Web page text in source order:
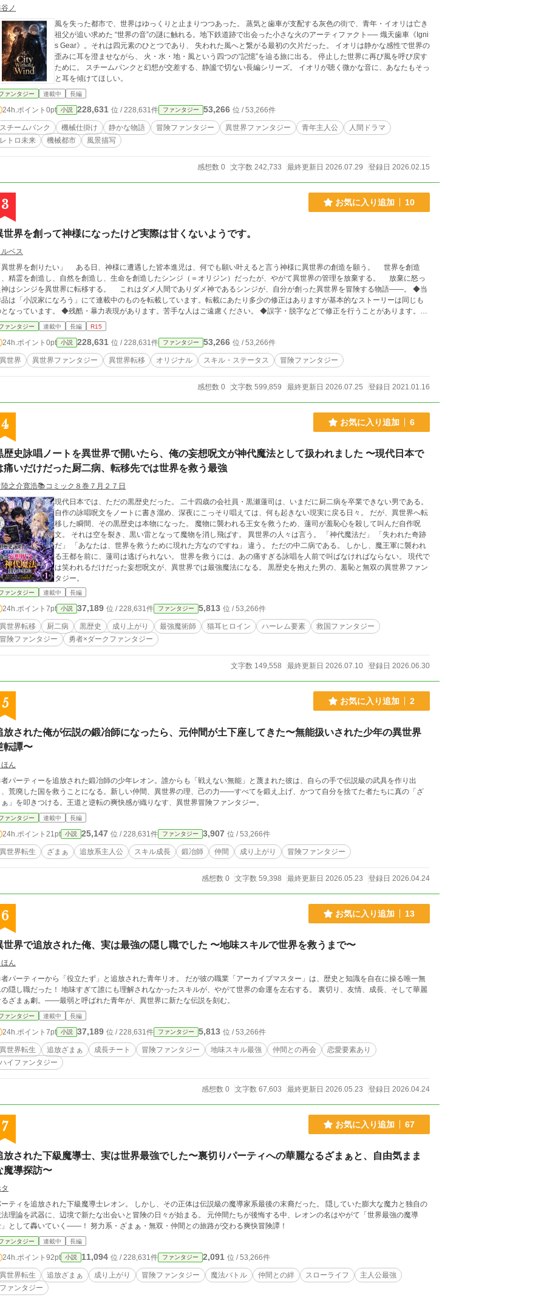
ノ
風を失った都市で、世界はゆっくりと止まりつつあった。 蒸気と歯車が支配する灰色の街で、青年・イオリは亡き
祖父が追い求めた “世界の音”の謎に触れる。地下鉄道跡で出会った小さな火のアーティファクト── 熾天歯車《Igni
s Gear》。それは四元素のひとつであり、 失われた風へと繋がる最初の欠片だった。 イオリは静かな感性で世界の
歪みに耳を澄ませながら、 火・水・地・風という四つの“記憶”を辿る旅に出る。 停止した世界に再び風を呼び戻す
ために。 スチームパンクと幻想が交差する、静謐で切ない長編シリーズ。 イオリが聴く微かな音に、あなたもそっ
と耳を傾けてほしい。
ァンタジー 連載中 長編
24h.ポイント 0pt 小説 228,631 位 / 228,631件 ファンタジー 53,266 位 / 53,266件
スチームパンク 機械仕掛け 静かな物語 冒険ファンタジー 異世界ファンタジー 青年主人公
人間ドラマ
レトロ未来
機械都市 風景描写
感想数 0 文字数 242,733 最終更新日 2026.07.29 登録日 2026.02.15
3 お気に入り追加 10
世界を創って神様になったけど実際は甘くないようです。
ベス
りたい」 ある日、神様に遭遇した皆本進児は、何でも願い叶えると言う神様に異世界の創造を願う。 世界を創造
、精霊を創造し、自然を創造し、生命を創造したシンジ（＝オリジン）だったが、やがて異世界の管理を放棄する。 放棄に怒っ
はシンジを異世界に転移する。 これはダメ人間でありダメ神であるシンジが、自分が創った異世界を冒険する物語――。 ◆当
は「小説家になろう」にて連載中のものを転載しています。転載にあたり多少の修正はありますが基本的なストーリーは同じも
となっています。 ◆残酷・暴力表現があります。苦手な人はご遠慮ください。 ◆誤字・脱字などで修正を行うことがあります。予
了承ください。
ァンタジー 連載中 長編 R15
24h.ポイント 0pt 小説 228,631 位 / 228,631件 ファンタジー 53,266 位 / 53,266件
異世界 異世界ファンタジー 異世界転移 オリジナル スキル・ステータス 冒険ファンタジー
感想数 0 文字数 599,859 最終更新日 2026.07.25 登録日 2021.01.16
4 お気に入り追加 6
歴史詠唱ノートを異世界で開いたら、俺の妄想呪文が神代魔法として扱われました 〜現代日本で
痛いだけだった厨二病、転移先では世界を救う最強
之介寛浩📚️コミック８巻７月２７日
現代日本では、ただの黒歴史だった。 二十四歳の会社員・黒瀬蓮司は、いまだに厨二病を卒業できない男である。
自作の詠唱呪文をノートに書き溜め、深夜にこっそり唱えては、何も起きない現実に戻る日々。 だが、異世界へ転
移した瞬間、その黒歴史は本物になった。 魔物に襲われる王女を救うため、蓮司が羞恥心を殺して叫んだ自作呪
文。 それは空を裂き、黒い雷となって魔物を消し飛ばす。 異世界の人々は言う。 「神代魔法だ」 「失われた奇跡
だ」 「あなたは、世界を救うために現れた方なのですね」 違う。 ただの中二病である。 しかし、魔王軍に襲われ
る王都を前に、蓮司は逃げられない。 世界を救うには、あの痛すぎる詠唱を人前で叫ばなければならない。 現代で
は笑われるだけだった妄想呪文が、異世界では最強魔法になる。 黒歴史を抱えた男の、羞恥と無双の異世界ファン
タジー。
ァンタジー 連載中 長編
24h.ポイント 7pt 小説 37,189 位 / 228,631件 ファンタジー 5,813 位 / 53,266件
異世界転移 厨二病 黒歴史 成り上がり 最強魔術師 猫耳ヒロイン ハーレム要素
救国ファンタジー
冒険ファンタジー
勇者×ダークファンタジー
文字数 149,558 最終更新日 2026.07.10 登録日 2026.06.30
5 お気に入り追加 2
放された俺が伝説の鍛冶師になったら、元仲間が土下座してきた〜無能扱いされた少年の異世界
転譚〜
ん
パーティーを追放された鍛冶師の少年レオン。誰からも「戦えない無能」と蔑まれた彼は、自らの手で伝説級の武具を作り出
、荒廃した国を救うことになる。新しい仲間、異世界の理、己の力――すべてを鍛え上げ、かつて自分を捨てた者たちに真の「ざ
」を叩きつける。王道と逆転の爽快感が織りなす、異世界冒険ファンタジー。
ァンタジー 連載中 長編
24h.ポイント 21pt 小説 25,147 位 / 228,631件 ファンタジー 3,907 位 / 53,266件
異世界転生 ざまぁ 追放系主人公 スキル成長 鍛冶師 仲間 成り上がり 冒険ファンタジー
感想数 0 文字数 59,398 最終更新日 2026.05.23 登録日 2026.04.24
6 お気に入り追加 13
世界で追放された俺、実は最強の隠し職でした 〜地味スキルで世界を救うまで〜
ん
パーティーから「役立たず」と追放された青年リオ。 だが彼の職業「アーカイブマスター」は、歴史と知識を自在に操る唯一無
隠し職だった！ 地味すぎて誰にも理解されなかったスキルが、やがて世界の命運を左右する。 裏切り、友情、成長、そして華麗
るざまぁ劇。――最弱と呼ばれた青年が、異世界に新たな伝説を刻む。
ァンタジー 連載中 長編
24h.ポイント 7pt 小説 37,189 位 / 228,631件 ファンタジー 5,813 位 / 53,266件
異世界転生 追放ざまぁ 成長チート 冒険ファンタジー 地味スキル最強 仲間との再会
恋愛要素あり
ハイファンタジー
感想数 0 文字数 67,603 最終更新日 2026.05.23 登録日 2026.04.24
7 お気に入り追加 67
放された下級魔導士、実は世界最強でした〜裏切りパーティへの華麗なるざまぁと、自由気まま
魔導探訪〜
ティを追放された下級魔導士レオン。 しかし、その正体は伝説級の魔導家系最後の末裔だった。 隠していた膨大な魔力と独自の
理論を武器に、辺境で新たな出会いと冒険の日々が始まる。 元仲間たちが後悔する中、レオンの名はやがて「世界最強の魔導
」として轟いていく——！ 努力系・ざまぁ・無双・仲間との旅路が交わる爽快冒険譚！
ァンタジー 連載中 長編
24h.ポイント 92pt 小説 11,094 位 / 228,631件 ファンタジー 2,091 位 / 53,266件
異世界転生 追放ざまぁ 成り上がり 冒険ファンタジー 魔法バトル 仲間との絆 スローライフ
主人公最強
ファンタジー